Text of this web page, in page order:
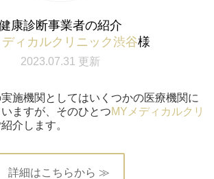
康診断事業者の紹介
ィカルクリニック渋谷様
2023.07.31 更新
施機関としてはいくつかの医療機関に
ますが、そのひとつMYメディカルクリ
介します。
詳細はこちらから ≫